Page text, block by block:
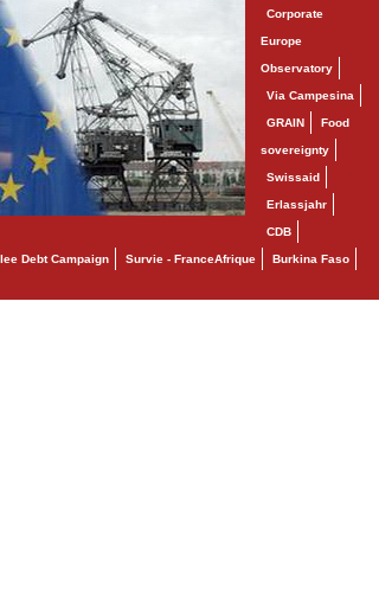
Corporate
Europe
Observatory
Via Campesina
GRAIN Food
sovereignty
Swissaid
Erlassjahr
CDB
Debt Campaign Survie - FranceAfrique Burkina Faso